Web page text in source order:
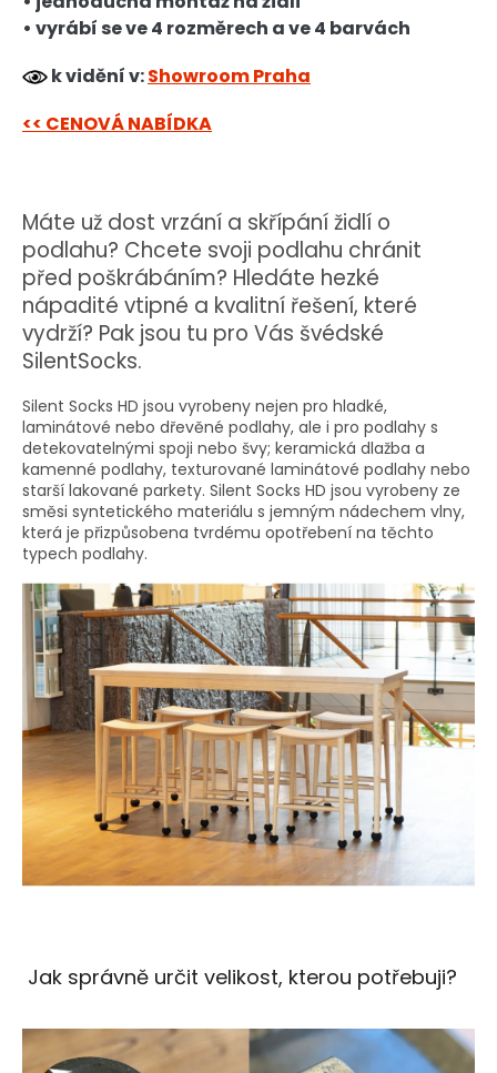
• vyrábí se ve 4 rozměrech a ve 4 barvách
k vidění v:Showroom Praha
<< CENOVÁ NABÍDKA
Máte už dost vrzání a skřípání židlí o
podlahu? Chcete svoji podlahu chránit
před poškrábáním? Hledáte hezké
nápadité vtipné a kvalitní řešení, které
vydrží? Pak jsou tu pro Vás švédské
SilentSocks.
Silent Socks HD jsou vyrobeny nejen pro hladké,
laminátové nebo dřevěné podlahy, ale i pro podlahy s
detekovatelnými spoji nebo švy; keramická dlažba a
kamenné podlahy, texturované laminátové podlahy nebo
starší lakované parkety. Silent Socks HD jsou vyrobeny ze
směsi syntetického materiálu s jemným nádechem vlny,
která je přizpůsobena tvrdému opotřebení na těchto
typech podlahy.
Jak správně určit velikost, kterou potřebuji?